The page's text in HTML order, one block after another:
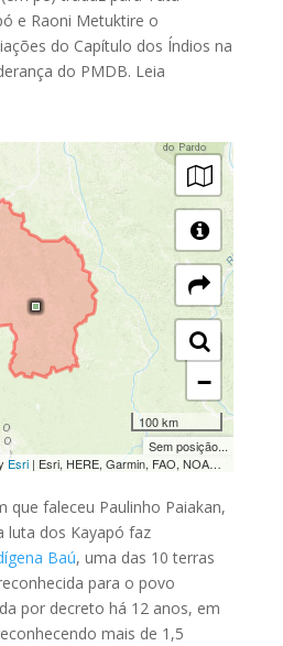
e Raoni Metuktire o
do Capítulo dos Índios na
do PMDB. Leia
que faleceu Paulinho Paiakan,
luta dos Kayapó faz
Baú, uma das 10 terras
para o povo
por decreto há 12 anos, em
mais de 1,5